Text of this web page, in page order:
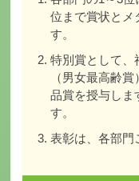
位まで賞状とメ
す。
特別賞として、
（男女最高齢
品賞を授与しま
す。
表彰は、各部門